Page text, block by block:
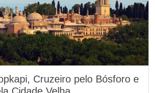
Cruzeiro pelo Bósforo e